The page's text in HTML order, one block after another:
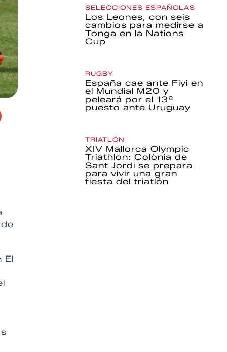
El
SELECCIONES ESPAÑOLAS
Los Leones, con seis
cambios para medirse a
Tonga en la Nations
Cup
RUGBY
España cae ante Fiyi en
el Mundial M20 y
peleará por el 13º
puesto ante Uruguay
TRIATLÓN
XIV Mallorca Olympic
Triathlon: Colònia de
Sant Jordi se prepara
para vivir una gran
fiesta del triatlón